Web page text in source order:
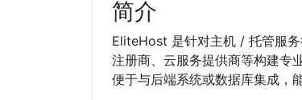
简介
EliteHost 是针对主机 / 托管服
注册商、云服务提供商等构建专
便于与后端系统或数据库集成，